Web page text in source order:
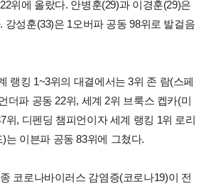
위에 올랐다. 안병훈(29)과 이경훈(29)은
강성훈(33)은 1오버파 공동 98위로 발걸음
랭킹 1~3위의 대결에서는 3위 존 람(스페
더파 공동 22위, 세계 2위 브룩스 켑카(미
위, 디펜딩 챔피언이자 세계 랭킹 1위 로리
는 이븐파 공동 83위에 그쳤다.
코로나바이러스 감염증(코로나19)이 전